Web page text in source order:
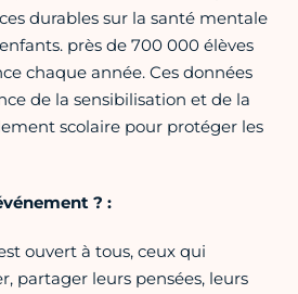
durables sur la santé mentale
près de 700 000 élèves
chaque année. Ces données
de la sensibilisation et de la
scolaire pour protéger les
? :
ouvert à tous, ceux qui
partager leurs pensées, leurs